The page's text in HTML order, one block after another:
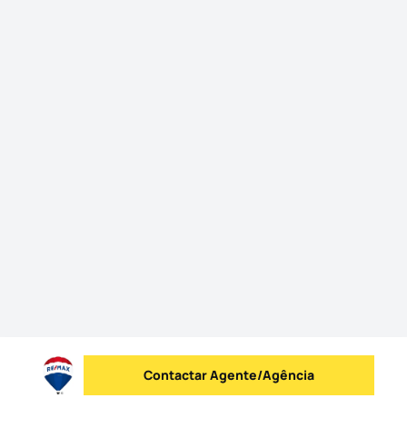
Enviar mensagem
Contactar Agente/Agência